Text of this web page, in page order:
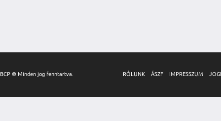
BCP © Minden jog fenntartva. RÓLUNK ÁSZF IMPRESSZUM